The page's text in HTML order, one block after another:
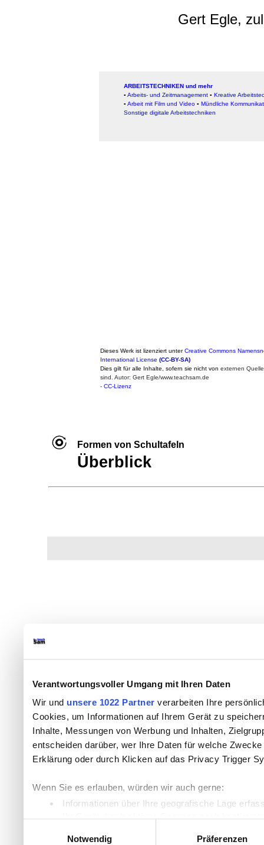
Verantwortungsvoller Umgang mit Ihren Daten
Wir und unsere 1022 Partner verarbeiten Ihre
Cookies, um Informationen auf Ihrem Gerät zu
Inhalte, Messungen von Werbung und Inhalten,
entscheiden darüber, wer Ihre Daten für welche
Erklärung oder durch Klicken auf das Privacy Trigger
Wenn Sie es erlauben, würden wir auch gerne:
Informationen über Ihre geografische Lage
Notwendig
Präferenzen
Gert Egle,
ARBEITSTECHNIKEN und mehr
▪ Arbeits- und Zeitmanagement ▪ Kreative
▪ Arbeit mit Film und Video ▪ Mündliche
Sonstige digitale Arbeitstechniken
Dieses Werk ist lizenziert unterCreative Commons
International License (CC-BY-SA)
Dies gilt für alle Inhalte, sofern sie nicht von externen
sind. Autor: Gert Egle/www.teachsam.de
- CC-Lizenz
Formen von Schultafeln
Überblick